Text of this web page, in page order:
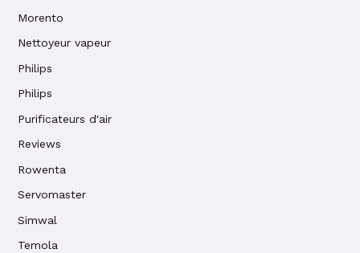
Morento
Nettoyeur vapeur
Philips
Philips
Purificateurs d'air
Reviews
Rowenta
Servomaster
Simwal
Temola